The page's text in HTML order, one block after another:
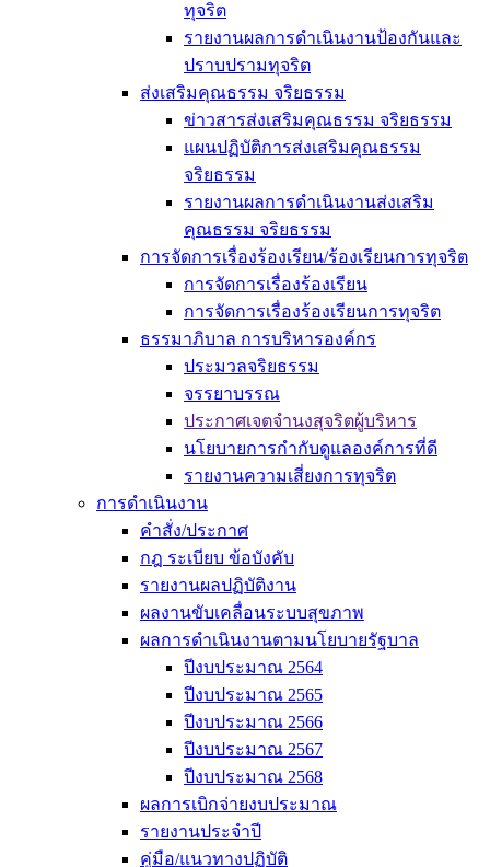
ทุจริต
รายงานผลการดำเนินงานป้องกันและ
ปราบปรามทุจริต
ส่งเสริมคุณธรรม จริยธรรม
ข่าวสารส่งเสริมคุณธรรม จริยธรรม
แผนปฏิบัติการส่งเสริมคุณธรรม
จริยธรรม
รายงานผลการดำเนินงานส่งเสริม
คุณธรรม จริยธรรม
การจัดการเรื่องร้องเรียน/ร้องเรียนการทุจริต
การจัดการเรื่องร้องเรียน
การจัดการเรื่องร้องเรียนการทุจริต
ธรรมาภิบาล การบริหารองค์กร
ประมวลจริยธรรม
จรรยาบรรณ
ประกาศเจตจำนงสุจริตผู้บริหาร
นโยบายการกำกับดูแลองค์การที่ดี
รายงานความเสี่ยงการทุจริต
การดำเนินงาน
คำสั่ง/ประกาศ
กฎ ระเบียบ ข้อบังคับ
รายงานผลปฏิบัติงาน
ผลงานขับเคลื่อนระบบสุขภาพ
ผลการดำเนินงานตามนโยบายรัฐบาล
ปีงบประมาณ 2564
ปีงบประมาณ 2565
ปีงบประมาณ 2566
ปีงบประมาณ 2567
ปีงบประมาณ 2568
ผลการเบิกจ่ายงบประมาณ
รายงานประจำปี
คู่มือ/แนวทางปฏิบัติ